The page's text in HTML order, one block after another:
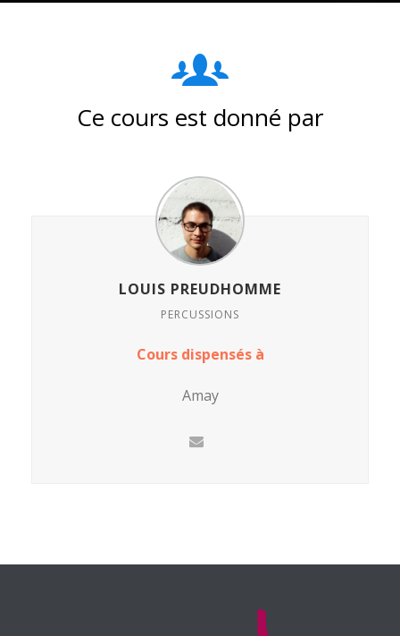
Ce cours est donné par
LOUIS PREUDHOMME
PERCUSSIONS
Cours dispensés à
Amay